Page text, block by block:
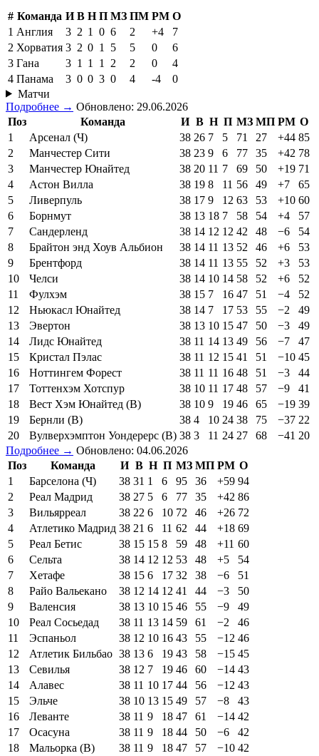
# Команда И В Н П МЗ ПМ РМ О
1 Англия 3 2 1 0 6 2 +4
7
2 Хорватия 3 2 0 1 5 5 0
6
3 Гана 3 1 1 1 2 2 0
4
4 Панама 3 0 0 3 0 4 -4
0
Матчи
Подробнее → Обновлено: 29.06.2026
Поз
Команда И В Н П МЗ МП РМ О
1
Арсенал (Ч) 38 26 7 5 71 27 +44 85
2
Манчестер Сити 38 23 9 6 77 35 +42 78
3
Манчестер Юнайтед 38 20 11 7 69 50 +19 71
4
Астон Вилла 38 19 8 11 56 49 +7
65
5
Ливерпуль 38 17 9 12 63 53 +10 60
6
Борнмут 38 13 18 7 58 54 +4
57
7
Сандерленд 38 14 12 12 42 48 −6
54
8
Брайтон энд Хоув Альбион 38 14 11 13 52 46 +6
53
9
Брентфорд 38 14 11 13 55 52 +3
53
10
Челси 38 14 10 14 58 52 +6
52
11
Фулхэм 38 15 7 16 47 51 −4
52
12
Ньюкасл Юнайтед 38 14 7 17 53 55 −2
49
13
Эвертон 38 13 10 15 47 50 −3
49
14
Лидс Юнайтед 38 11 14 13 49 56 −7
47
15
Кристал Пэлас 38 11 12 15 41 51 −10 45
16
Ноттингем Форест 38 11 11 16 48 51 −3
44
17
Тоттенхэм Хотспур 38 10 11 17 48 57 −9
41
18
Вест Хэм Юнайтед (В) 38 10 9 19 46 65 −19 39
19
Бернли (В) 38 4 10 24 38 75 −37 22
20
Вулверхэмптон Уондерерс (В) 38 3 11 24 27 68 −41 20
Подробнее → Обновлено: 04.06.2026
Поз
Команда И В Н П МЗ МП РМ О
1
Барселона (Ч) 38 31 1 6 95 36 +59 94
2
Реал Мадрид 38 27 5 6 77 35 +42 86
3
Вильярреал 38 22 6 10 72 46 +26 72
4
Атлетико Мадрид 38 21 6 11 62 44 +18 69
5
Реал Бетис 38 15 15 8 59 48 +11 60
6
Сельта 38 14 12 12 53 48 +5
54
7
Хетафе 38 15 6 17 32 38 −6
51
8
Райо Вальекано 38 12 14 12 41 44 −3
50
9
Валенсия 38 13 10 15 46 55 −9
49
10
Реал Сосьедад 38 11 13 14 59 61 −2
46
11
Эспаньол 38 12 10 16 43 55 −12 46
12
Атлетик Бильбао 38 13 6 19 43 58 −15 45
13
Севилья 38 12 7 19 46 60 −14 43
14
Алавес 38 11 10 17 44 56 −12 43
15
Эльче 38 10 13 15 49 57 −8
43
16
Леванте 38 11 9 18 47 61 −14 42
17
Осасуна 38 11 9 18 44 50 −6
42
18
Мальорка (В) 38 11 9 18 47 57 −10 42